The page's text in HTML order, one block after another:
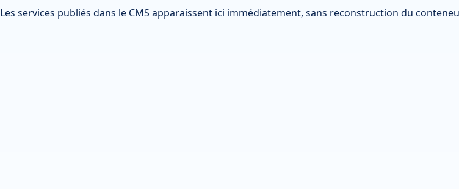
Les services publiés dans le CMS apparaissent ici immédiatement, sans reconstruction du